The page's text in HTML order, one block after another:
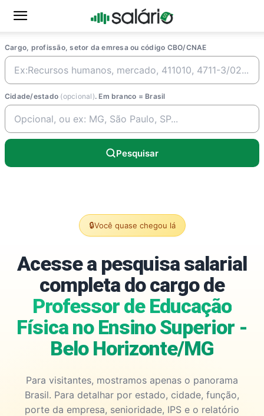
Cargo, profissão, setor da emresa ou código CBO/CNAE
Cidade/estado (opcional). Em branco = Brasil
Pesquisar
🔒Você quase chegou lá
Acesse a pesquisa salarial
completa do cargo de
Professor de Educação
Física no Ensino Superior -
Belo Horizonte/MG
Para visitantes, mostramos apenas o panorama
Brasil. Para detalhar por estado, cidade, função,
porte da empresa, senioridade, IPS e o relatório